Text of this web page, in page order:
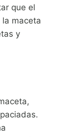
que el
maceta
y